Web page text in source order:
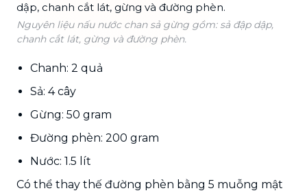
Nguyên liệu nấu nước chan sả gừng gồm: sả đập dập,
chanh cắt lát, gừng và đường phèn.
Chanh: 2 quả
Sả: 4 cây
Gừng: 50 gram
Đường phèn: 200 gram
Nước: 1.5 lít
Có thể thay thế đường phèn bằng 5 muỗng mật